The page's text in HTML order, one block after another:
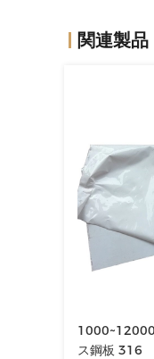
関連製品
ス鋼板 316